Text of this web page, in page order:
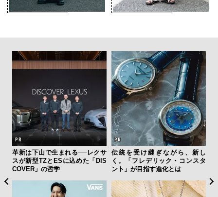
革新は下山で生まれる──レクサ
スが新型TZとESに込めた「DIS
COVER」の哲学
伝統を受け継ぎながら、新し
く。「フレデリック・コンスタ
ント」が目指す進化とは
4